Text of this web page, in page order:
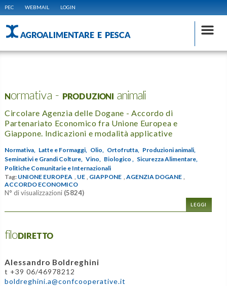
PEC WEBMAIL LOGIN
AGROALIMENTARE E PESCA
Normativa - PRODUZIONI animali
Circolare Agenzia delle Dogane - Accordo di
Partenariato Economico fra Unione Europea e
Giappone. Indicazioni e modalità applicative
Normativa, Latte e Formaggi, Olio, Ortofrutta, Produzioni animali,
Seminativi e Grandi Colture, Vino, Biologico , Sicurezza Alimentare,
Politiche Comunitarie e Internazionali
Tag: UNIONE EUROPEA , UE , GIAPPONE , AGENZIA DOGANE ,
ACCORDO ECONOMICO
N° di visualizzazioni (5824)
LEGGI
filoDIRETTO
Alessandro Boldreghini
t +39 06/46978212
boldreghini.a@confcooperative.it